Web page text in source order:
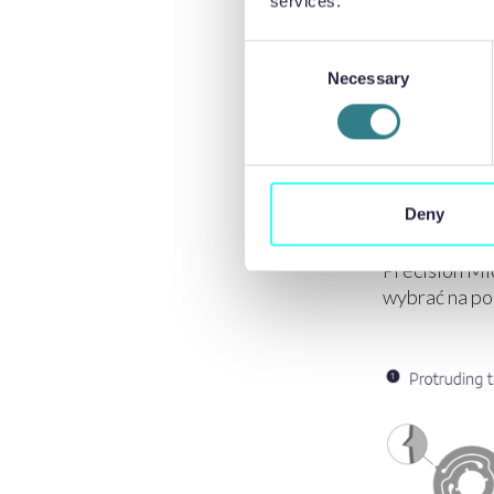
Necessary
Deny
być
opłacalny.
Precision
wybrać na